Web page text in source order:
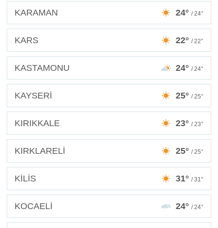
KARAMAN 24° / 24°
KARS 22° / 22°
KASTAMONU 24° / 24°
KAYSERİ 25° / 25°
KIRIKKALE 23° / 23°
KIRKLARELİ 25° / 25°
KİLİS 31° / 31°
KOCAELİ 24° / 24°